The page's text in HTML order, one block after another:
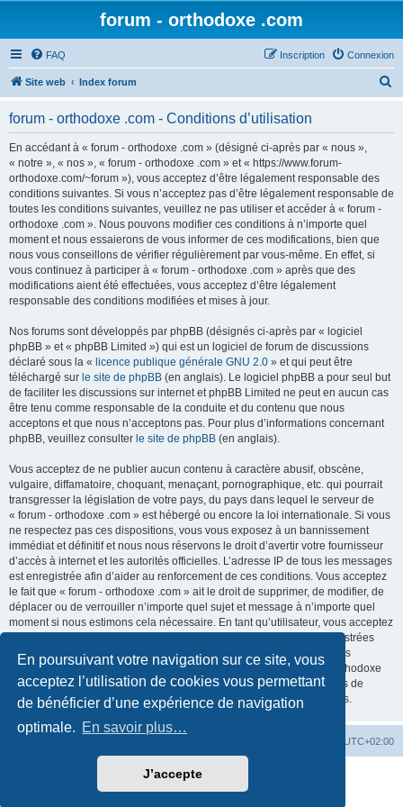
En poursuivant votre navigation sur ce site, vous
acceptez l’utilisation de cookies vous permettant
de bénéficier d’une expérience de navigation
optimale. En savoir plus…
J’accepte
forum - orthodoxe .com
FAQ Connexion
Inscription
Site web Index forum
forum - orthodoxe .com - Conditions d’utilisation
En accédant à « forum - orthodoxe .com » (désigné ci-après par « nous »,
« notre », « nos », « forum - orthodoxe .com » et « https://www.forum-
orthodoxe.com/~forum »), vous acceptez d’être légalement responsable des
conditions suivantes. Si vous n’acceptez pas d’être légalement responsable de
toutes les conditions suivantes, veuillez ne pas utiliser et accéder à « forum -
orthodoxe .com ». Nous pouvons modifier ces conditions à n’importe quel
moment et nous essaierons de vous informer de ces modifications, bien que
nous vous conseillons de vérifier régulièrement par vous-même. En effet, si
vous continuez à participer à « forum - orthodoxe .com » après que des
modifications aient été effectuées, vous acceptez d’être légalement
responsable des conditions modifiées et mises à jour.
Nos forums sont développés par phpBB (désignés ci-après par « logiciel
phpBB » et « phpBB Limited ») qui est un logiciel de forum de discussions
déclaré sous la « licence publique générale GNU 2.0 » et qui peut être
téléchargé sur le site de phpBB (en anglais). Le logiciel phpBB a pour seul but
de faciliter les discussions sur internet et phpBB Limited ne peut en aucun cas
être tenu comme responsable de la conduite et du contenu que nous
acceptons et que nous n’acceptons pas. Pour plus d’informations concernant
phpBB, veuillez consulter le site de phpBB (en anglais).
Vous acceptez de ne publier aucun contenu à caractère abusif, obscène,
vulgaire, diffamatoire, choquant, menaçant, pornographique, etc. qui pourrait
transgresser la législation de votre pays, du pays dans lequel le serveur de
« forum - orthodoxe .com » est hébergé ou encore la loi internationale. Si vous
ne respectez pas ces dispositions, vous vous exposez à un bannissement
immédiat et définitif et nous nous réservons le droit d’avertir votre fournisseur
d’accès à internet et les autorités officielles. L’adresse IP de tous les messages
est enregistrée afin d’aider au renforcement de ces conditions. Vous acceptez
le fait que « forum - orthodoxe .com » ait le droit de supprimer, de modifier, de
déplacer ou de verrouiller n’importe quel sujet et message à n’importe quel
moment si nous estimons cela nécessaire. En tant qu’utilisateur, vous acceptez
que toutes les informations que vous avez renseignées soient enregistrées
dans notre base de données. Bien que ces informations ne seront pas
diffusées à une tierce partie sans votre consentement, ni « forum - orthodoxe
.com », ni phpBB, ne pourront être tenus comme responsables en cas de
tentative de piratage informatique visant à compromettre vos données.
UTC+02:00
phpBB® Forum Software © phpBB Limited
©